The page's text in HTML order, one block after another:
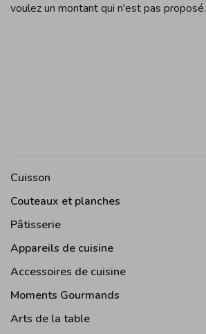
voulez un montant qui n'est pas proposé.
Cuisson
Couteaux et planches
Pâtisserie
Appareils de cuisine
Accessoires de cuisine
Moments Gourmands
Arts de la table